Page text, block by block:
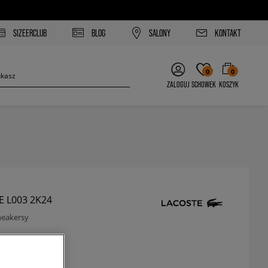
SIZEERCLUB BLOG SALONY KONTAKT
ZALOGUJ
0
SCHOWEK
0
KOSZYK
L003 2K24